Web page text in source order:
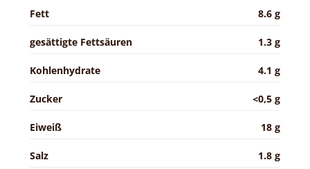
Fett 8.6 g
gesättigte Fettsäuren 1.3 g
Kohlenhydrate 4.1 g
Zucker <0,5 g
Eiweiß 18 g
Salz 1.8 g